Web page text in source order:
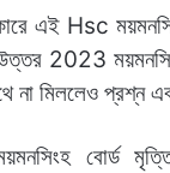
এই Hsc
2023
না মিললেও প্রশ্ন
বোর্ড